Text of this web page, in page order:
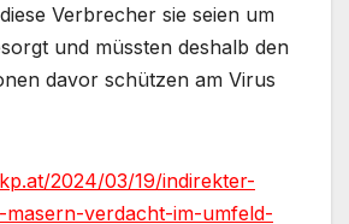
Verbrecher sie seien um
und müssten deshalb den
davor schützen am Virus
2024/03/19/indirekter-
verdacht-im-umfeld-